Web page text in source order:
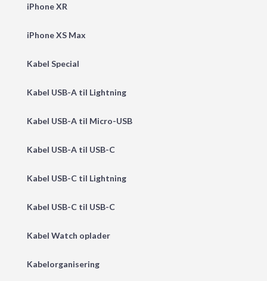
iPhone XR
iPhone XS Max
Kabel Special
Kabel USB-A til Lightning
Kabel USB-A til Micro-USB
Kabel USB-A til USB-C
Kabel USB-C til Lightning
Kabel USB-C til USB-C
Kabel Watch oplader
Kabelorganisering